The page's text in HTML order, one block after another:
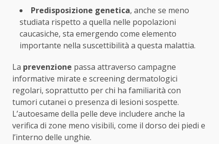
Predisposizione genetica, anche se meno
studiata rispetto a quella nelle popolazioni
caucasiche, sta emergendo come elemento
importante nella suscettibilità a questa malattia.
La prevenzione passa attraverso campagne
informative mirate e screening dermatologici
regolari, soprattutto per chi ha familiarità con
tumori cutanei o presenza di lesioni sospette.
L’autoesame della pelle deve includere anche la
verifica di zone meno visibili, come il dorso dei piedi e
l’interno delle unghie.